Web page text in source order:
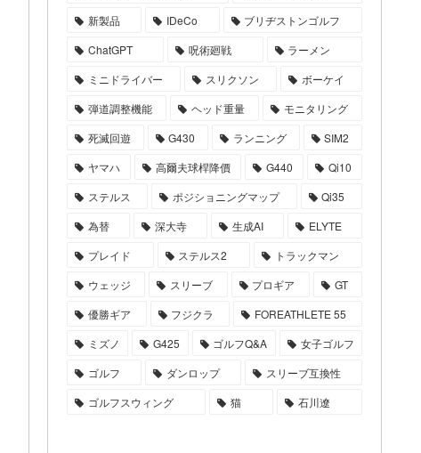
新製品
IDeCo
ブリヂストンゴルフ
ChatGPT
呪術廻戦
ラーメン
ミニドライバー
スリクソン
ボーケイ
弾道調整機能
ヘッド重量
モニタリング
死滅回遊
G430 ランニング
SIM2
ヤマハ
高爾夫球桿降價 G440
Qi10
ステルス
ポジショニングマップ
Qi35
為替
深大寺 生成AI
ELYTE
プレイド
ステルス2
トラックマン
ウェッジ
スリーブ プロギア
GT
優勝ギア
フジクラ
FOREATHLETE 55
ミズノ
G425 ゴルフQ&A
女子ゴルフ
ゴルフ
ダンロップ
スリーブ互換性
ゴルフスウィング
猫 石川遼